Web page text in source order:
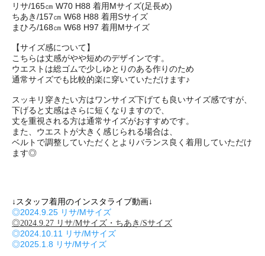
リサ/165㎝ W70 H88 着用Mサイズ(足長め)
ちあき/157㎝ W68 H88 着用Sサイズ
まひろ/168㎝ W68 H97 着用Mサイズ
【サイズ感について】
こちらは丈感がやや短めのデザインです。
ウエストは総ゴムで少しゆとりのある作りのため
通常サイズでも比較的楽に穿いていただけます♪
スッキリ穿きたい方はワンサイズ下げても良いサイズ感ですが、
下げると丈感はさらに短くなりますので、
丈を重視される方は通常サイズがおすすめです。
また、ウエストが大きく感じられる場合は、
ベルトで調整していただくとよりバランス良く着用していただけ
ます◎
↓スタッフ着用のインスタライブ動画↓
◎2024.9.25 リサ/Mサイズ
◎2024.9.27 リサ/Mサイズ・ちあき/Sサイズ
◎2024.10.11 リサ/Mサイズ
◎2025.1.8 リサ/Mサイズ